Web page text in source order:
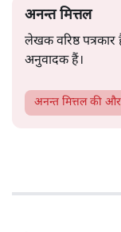
अनन्त मित्तल
लेखक वरिष्ठ
अनुवादक हैं।
अनन्त मित्तलकी और